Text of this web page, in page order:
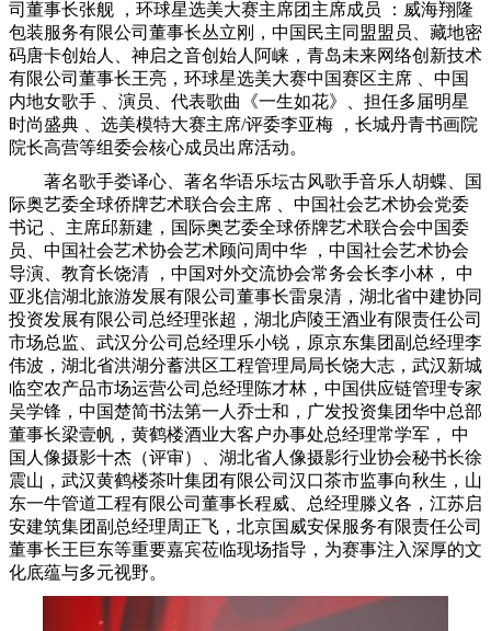
司董事长张舰 ，环球星选美大赛主席团主席成员 ：威海翔隆
包装服务有限公司董事长丛立刚，中国民主同盟盟员、藏地密
码唐卡创始人、神启之音创始人阿崃，青岛未来网络创新技术
有限公司董事长王亮，环球星选美大赛中国赛区主席 、中国
内地女歌手 、演员、代表歌曲《一生如花》、担任多届明星
时尚盛典 、选美模特大赛主席/评委李亚梅 ，长城丹青书画院
院长高营等组委会核心成员出席活动。
著名歌手娄译心、著名华语乐坛古风歌手音乐人胡蝶、国
际奥艺委全球侨牌艺术联合会主席 、中国社会艺术协会党委
书记 、主席邱新建，国际奥艺委全球侨牌艺术联合会中国委
员、中国社会艺术协会艺术顾问周中华 ，中国社会艺术协会
导演、教育长饶清 ，中国对外交流协会常务会长李小林， 中
亚兆信湖北旅游发展有限公司董事长雷泉清，湖北省中建协同
投资发展有限公司总经理张超，湖北庐陵王酒业有限责任公司
市场总监、武汉分公司总经理乐小锐，原京东集团副总经理李
伟波，湖北省洪湖分蓄洪区工程管理局局长饶大志，武汉新城
临空农产品市场运营公司总经理陈才林，中国供应链管理专家
吴学锋，中国楚简书法第一人乔士和，广发投资集团华中总部
董事长梁壹帆，黄鹤楼酒业大客户办事处总经理常学军， 中
国人像摄影十杰（评审）、湖北省人像摄影行业协会秘书长徐
震山，武汉黄鹤楼茶叶集团有限公司汉口茶市监事向秋生，山
东一牛管道工程有限公司董事长程威、总经理滕义各，江苏启
安建筑集团副总经理周正飞，北京国威安保服务有限责任公司
董事长王巨东等重要嘉宾莅临现场指导，为赛事注入深厚的文
化底蕴与多元视野。